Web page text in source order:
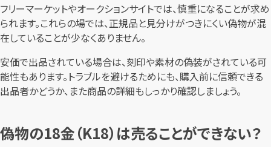
フリーマーケットやオークションサイトでは、慎重になることが求め
られます。これらの場では、正規品と見分けがつきにくい偽物が混
在していることが少なくありません。
安価で出品されている場合は、刻印や素材の偽装がされている可
能性もあります。トラブルを避けるためにも、購入前に信頼できる
出品者かどうか、また商品の詳細もしっかり確認しましょう。
偽物の18金（K18）は売ることができない？